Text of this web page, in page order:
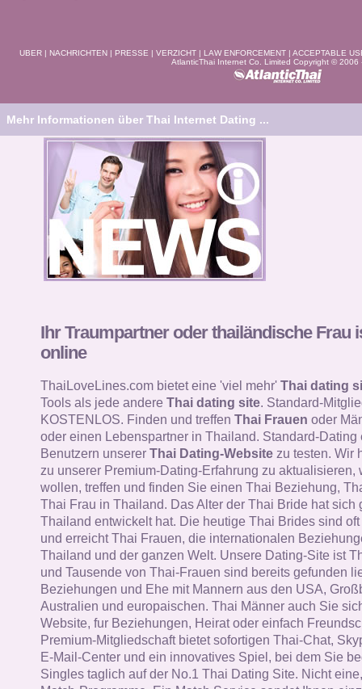
UBER| NACHRICHTEN| PRESSE | VERZICHT| LAW ENFORCEMENT| ACCEPTABLE
AtlanticThai Internet Co. Limited Copyright © 2006
Mehr Informationen über Thai Internet Dating ...
Ihr Traumpartner oder thailändische Frau
online
ThaiLoveLines.com bietet eine 'viel mehr' Thai dating
Tools als jede andere Thai dating site. Standard-
KOSTENLOS. Finden und treffen Thai Frauen oder
oder einen Lebenspartner in Thailand. Standard-Dating
Benutzern unserer Thai Dating-Websitezu testen. Wir
zu unserer Premium-Dating-Erfahrung zu aktualisieren,
wollen, treffen und finden Sie einen Thai Beziehung,
Thai Frau in Thailand. Das Alter der Thai Bride hat sich
Thailand entwickelt hat. Die heutige Thai Brides sind
und erreicht Thai Frauen, die internationalen
Thailand und der ganzen Welt. Unsere Dating-Site ist
und Tausende von Thai-Frauen sind bereits gefunden
Beziehungen und Ehe mit Mannern aus den USA,
Australien und europaischen. Thai Männer auch Sie
Website, fur Beziehungen, Heirat oder einfach
Premium-Mitgliedschaft bietet sofortigen Thai-Chat,
E-Mail-Center und ein innovatives Spiel, bei dem Sie
Singles taglich auf der No.1 Thai Dating Site. Nicht